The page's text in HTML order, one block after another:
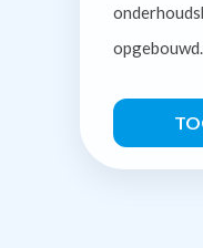
opgebouwd.